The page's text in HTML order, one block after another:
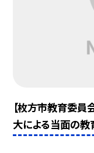
【枚方市教育委員
大による当面の教